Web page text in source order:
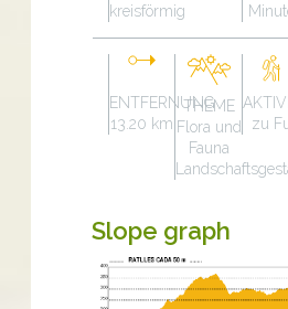
kreisförmig
ENTFERNUNG
13.20 km
THEME
Flora und
Fauna
zu
Slope graph